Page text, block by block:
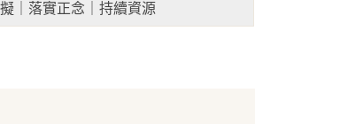
｜落實正念｜持續資源